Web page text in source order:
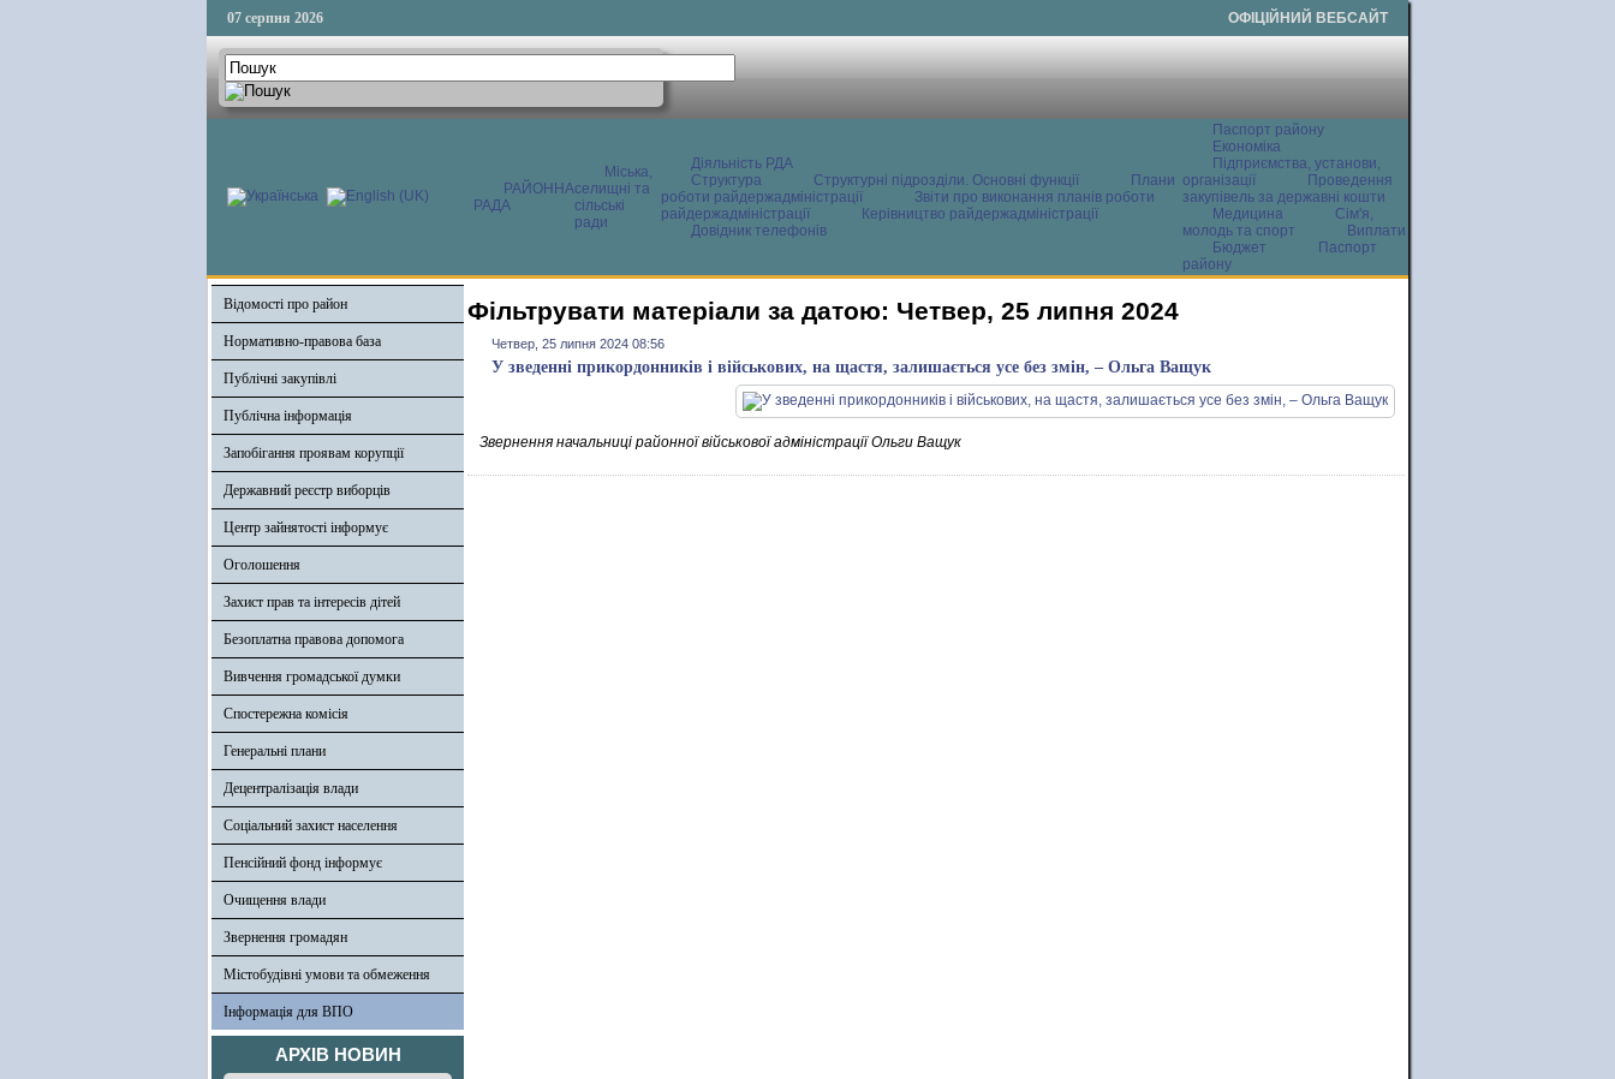
07 серпня 2026 ОФІЦІЙНИЙ ВЕБСАЙТ
РАЙОННА
РАДА
Міська,
селищні та
сільські
ради
Діяльність РДА
Структура
Структурні підрозділи. Основні функції
Плани
роботи райдержадміністрації
Звіти про виконання планів роботи
райдержадміністрації
Керівництво райдержадміністрації
Довідник телефонів
Паспорт району
Економіка
Підприємства, установи,
організації
Проведення
закупівель за державні кошти
Медицина
Сім'я,
молодь та спорт
Виплати
Бюджет
Паспорт
району
Відомості про район
Нормативно-правова база
Публічні закупівлі
Публічна інформація
Запобігання проявам корупції
Державний реєстр виборців
Центр зайнятості інформує
Оголошення
Захист прав та інтересів дітей
Безоплатна правова допомога
Вивчення громадської думки
Спостережна комісія
Генеральні плани
Децентралізація влади
Соціальний захист населення
Пенсійний фонд інформує
Очищення влади
Звернення громадян
Містобудівні умови та обмеження
Інформація для ВПО
АРХІВ НОВИН
Фільтрувати матеріали за датою: Четвер, 25 липня 2024
Четвер, 25 липня 2024 08:56
У зведенні прикордонників і військових, на щастя, залишається усе без змін, – Ольга Ващук
Звернення начальниці районної військової адміністрації Ольги Ващук